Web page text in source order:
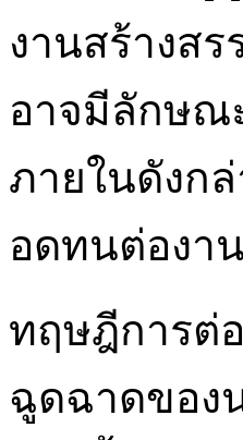
งานสร้างส
อาจมีลักษณ
ภายในดังก
อดทนต่องา
ทฤษฎีการต่
ฉูดฉาดของ